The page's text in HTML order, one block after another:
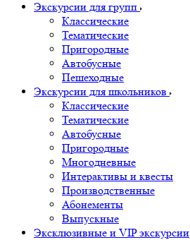
Экскурсии для групп
Классические
Тематические
Пригородные
Автобусные
Пешеходные
Экскурсии для школьников
Классические
Тематические
Автобусные
Пригородные
Многодневные
Интерактивы и квесты
Производственные
Абонементы
Выпускные
Эксклюзивные и VIP экскурсии